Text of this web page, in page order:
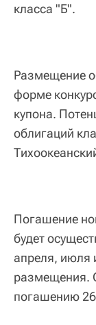
класса "Б".
Размещение
форме
купона.
облигаций
Погашение
будет
апреля, июля
размещения.
погашению